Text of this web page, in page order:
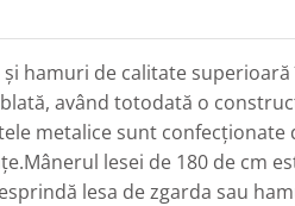
și hamuri de calitate
având totodată o
metalice sunt
lesei de 180 de cm
lesa de zgarda sau